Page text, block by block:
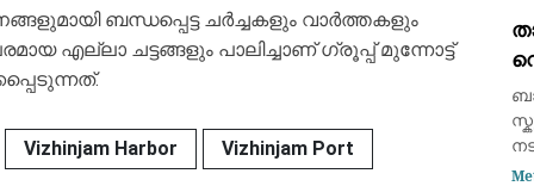
ബന്ധപ്പെട്ട ചർച്ചകളും വാർത്തകളും
എല്ലാ ചട്ടങ്ങളും പാലിച്ചാണ് ഗ്രൂപ്പ് മുന്നോട്ട്
Vizhinjam Harbor Vizhinjam Port